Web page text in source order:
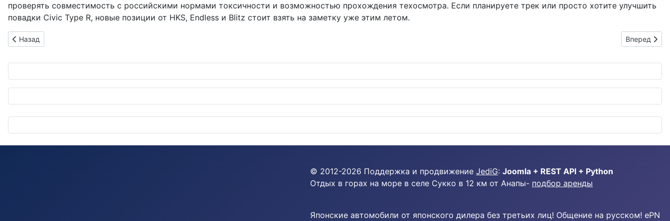
проверять совместимость с российскими нормами токсичности и возможностью прохождения техосмотра. Если планируете трек или просто хотите улучшить
повадки Civic Type R, новые позиции от HKS, Endless и Blitz стоит взять на заметку уже этим летом.
Предыдущий: Nissan возвращает Xterra: новый рамный внедорожник с V6 и гибридом выйдет в 2028 году
Назад Следующий:
Вперед
© 2012-2026 Поддержка и продвижение JediG: Joomla + REST API + Python
Отдых в горах на море в селе Сукко в 12 км от Анапы- подбор аренды
Японские автомобили от японского дилера без третьих лиц! Общение на русском! ePN